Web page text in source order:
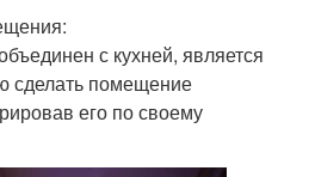
с кухней, является
сделать помещение
его по своему